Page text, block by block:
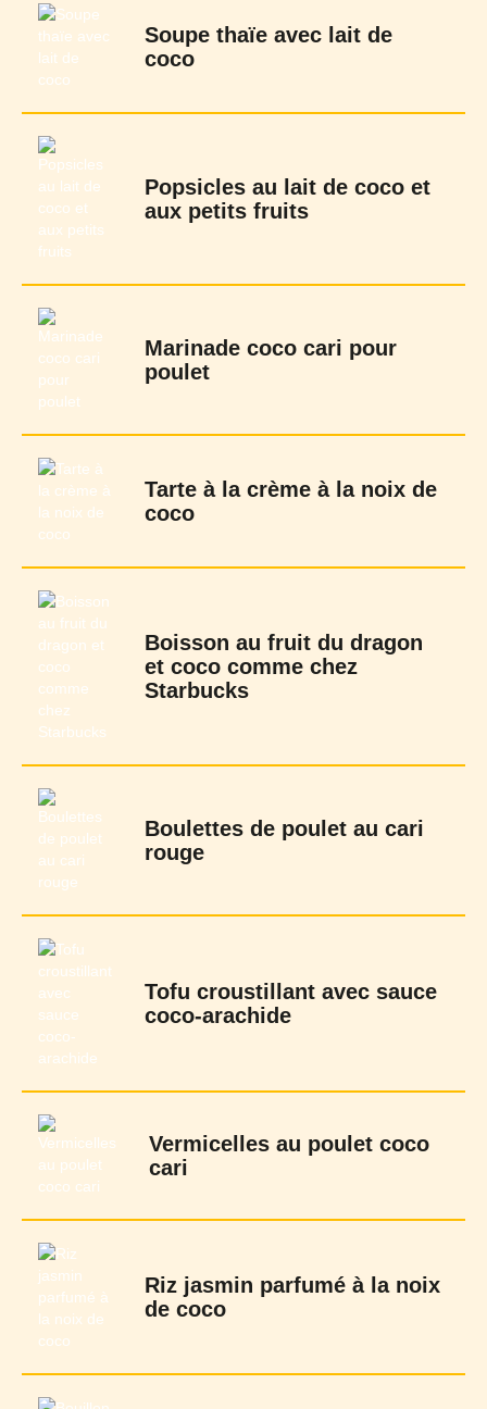
Soupe thaïe avec lait de
coco
Popsicles au lait de coco et
aux petits fruits
Marinade coco cari pour
poulet
Tarte à la crème à la noix de
coco
Boisson au fruit du dragon
et coco comme chez
Starbucks
Boulettes de poulet au cari
rouge
Tofu croustillant avec sauce
coco-arachide
Vermicelles au poulet coco
cari
Riz jasmin parfumé à la noix
de coco